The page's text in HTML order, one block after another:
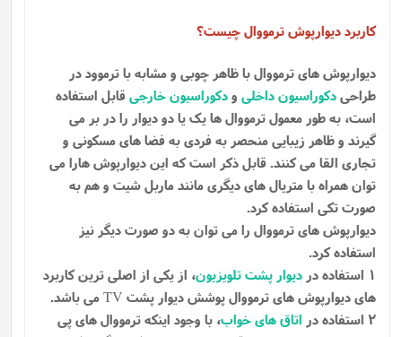
کاربرد دیوارپوش ترمووال چیست؟
دیوارپوش های ترمووال با ظاهر چوبی و مشابه با ترموود در
طراحیدکوراسیون داخلی ودکوراسیون خارجی قابل استفاده
است، به طور معمول ترمووال ها یک یا دو دیوار را در بر می
گیرند و ظاهر زیبایی منحصر به فردی به فضا های مسکونی و
تجاری القا می کنند. قابل ذکر است که این دیوارپوش هارا می
توان همراه با متریال های دیگری مانند ماربل شیت و هم به
صورت تکی استفاده کرد.
دیوارپوش های ترمووال را می توان به دو صورت دیگر نیز
استفاده کرد.
1 استفاده در
دیوار پشت تلویزیون، از یکی از اصلی ترین کاربرد
های دیوارپوش های ترمووال پوشش دیوار پشت TVمی باشد.
2 استفاده در
اتاق های خواب، با وجود اینکه ترمووال های پی